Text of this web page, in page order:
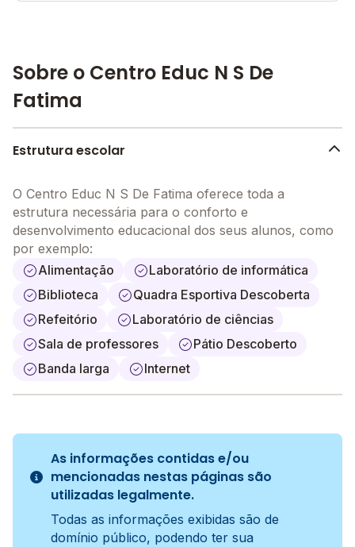
Sobre o Centro Educ N S De
Fatima
Estrutura escolar
O Centro Educ N S De Fatima oferece toda a
estrutura necessária para o conforto e
desenvolvimento educacional dos seus alunos, como
por exemplo:
Alimentação
Laboratório de informática
Biblioteca
Quadra Esportiva Descoberta
Refeitório
Laboratório de ciências
Sala de professores
Pátio Descoberto
Banda larga
Internet
As informações contidas e/ou
mencionadas nestas páginas são
utilizadas legalmente.
Todas as informações exibidas são de
domínio público, podendo ter sua